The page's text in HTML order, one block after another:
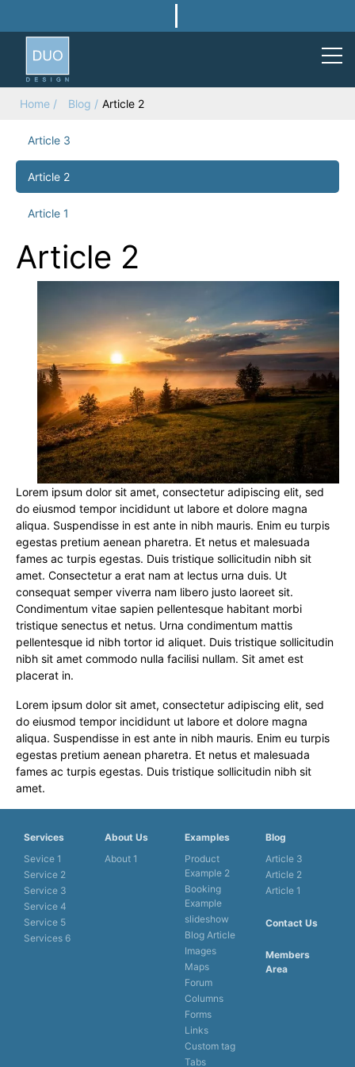
Term
Home Blog Article 2
Article 3
Article 2
Article 1
Article 2
Lorem ipsum dolor sit amet, consectetur adipiscing elit, sed
do eiusmod tempor incididunt ut labore et dolore magna
aliqua. Suspendisse in est ante in nibh mauris. Enim eu turpis
egestas pretium aenean pharetra. Et netus et malesuada
fames ac turpis egestas. Duis tristique sollicitudin nibh sit
amet. Consectetur a erat nam at lectus urna duis. Ut
consequat semper viverra nam libero justo laoreet sit.
Condimentum vitae sapien pellentesque habitant morbi
tristique senectus et netus. Urna condimentum mattis
pellentesque id nibh tortor id aliquet. Duis tristique sollicitudin
nibh sit amet commodo nulla facilisi nullam. Sit amet est
placerat in.
Lorem ipsum dolor sit amet, consectetur adipiscing elit, sed
do eiusmod tempor incididunt ut labore et dolore magna
aliqua. Suspendisse in est ante in nibh mauris. Enim eu turpis
egestas pretium aenean pharetra. Et netus et malesuada
fames ac turpis egestas. Duis tristique sollicitudin nibh sit
amet.
Services
Sevice 1
Service 2
Service 3
Service 4
Service 5
Services 6
About Us
About 1
Examples
Product
Example 2
Booking
Example
slideshow
Blog Article
Images
Maps
Forum
Columns
Forms
Links
Custom tag
Tabs
Blog
Article 3
Article 2
Article 1
Contact Us
Members
Area